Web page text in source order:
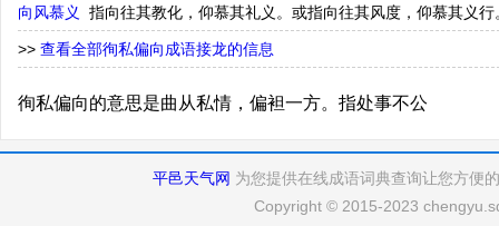
向风慕义 指向往其教化，仰慕其礼义。或指向往其风度，仰慕其义行
>> 查看全部徇私偏向成语接龙的信息
徇私偏向的意思是曲从私情，偏袒一方。指处事不公
平邑天气网 为您提供在线成语词典查询让您方便
Copyright © 2015-2023